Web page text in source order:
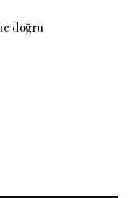
doğru